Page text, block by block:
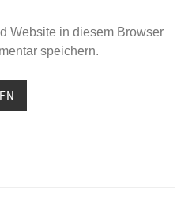
Website in diesem Browser
speichern.